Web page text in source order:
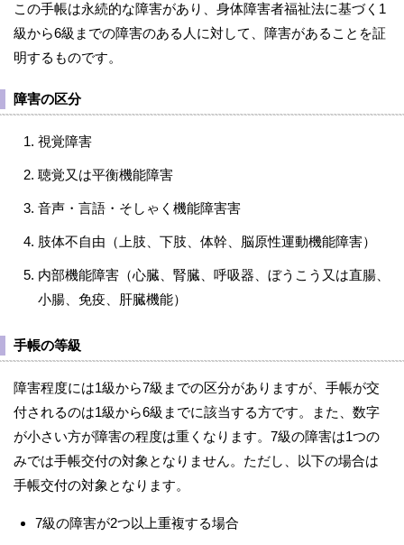
この手帳は永続的な障害があり、身体障害者福祉法に基づく1
級から6級までの障害のある人に対して、障害があることを証
明するものです。
障害の区分
視覚障害
聴覚又は平衡機能障害
音声・言語・そしゃく機能障害害
肢体不自由（上肢、下肢、体幹、脳原性運動機能障害）
内部機能障害（心臓、腎臓、呼吸器、ぼうこう又は直腸、
小腸、免疫、肝臓機能）
手帳の等級
障害程度には1級から7級までの区分がありますが、手帳が交
付されるのは1級から6級までに該当する方です。また、数字
が小さい方が障害の程度は重くなります。7級の障害は1つの
みでは手帳交付の対象となりません。ただし、以下の場合は
手帳交付の対象となります。
7級の障害が2つ以上重複する場合